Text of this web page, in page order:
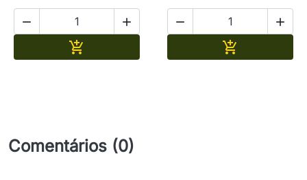
 

 

Comentários (0)